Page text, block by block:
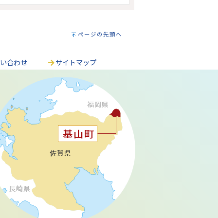
ページの先頭へ
合わせ サイトマップ